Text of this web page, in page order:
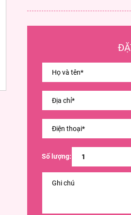
Số lượng: